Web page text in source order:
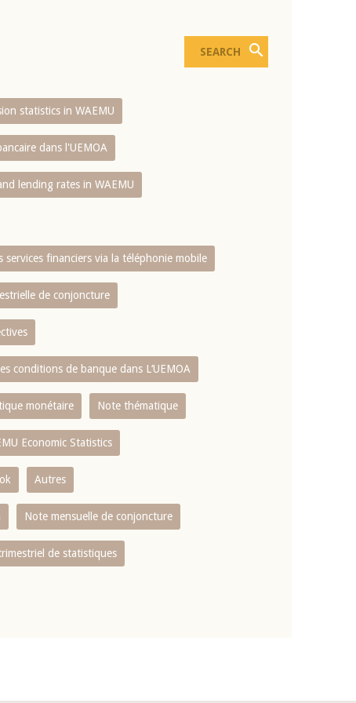
statistics in WAEMU
dans l'UEMOA
lending rates in WAEMU
services financiers via la téléphonie mobile
de conjoncture
conditions de banque dans L‘UEMOA
monétaire Note thématique
Economic Statistics
Autres
Note mensuelle de conjoncture
de statistiques